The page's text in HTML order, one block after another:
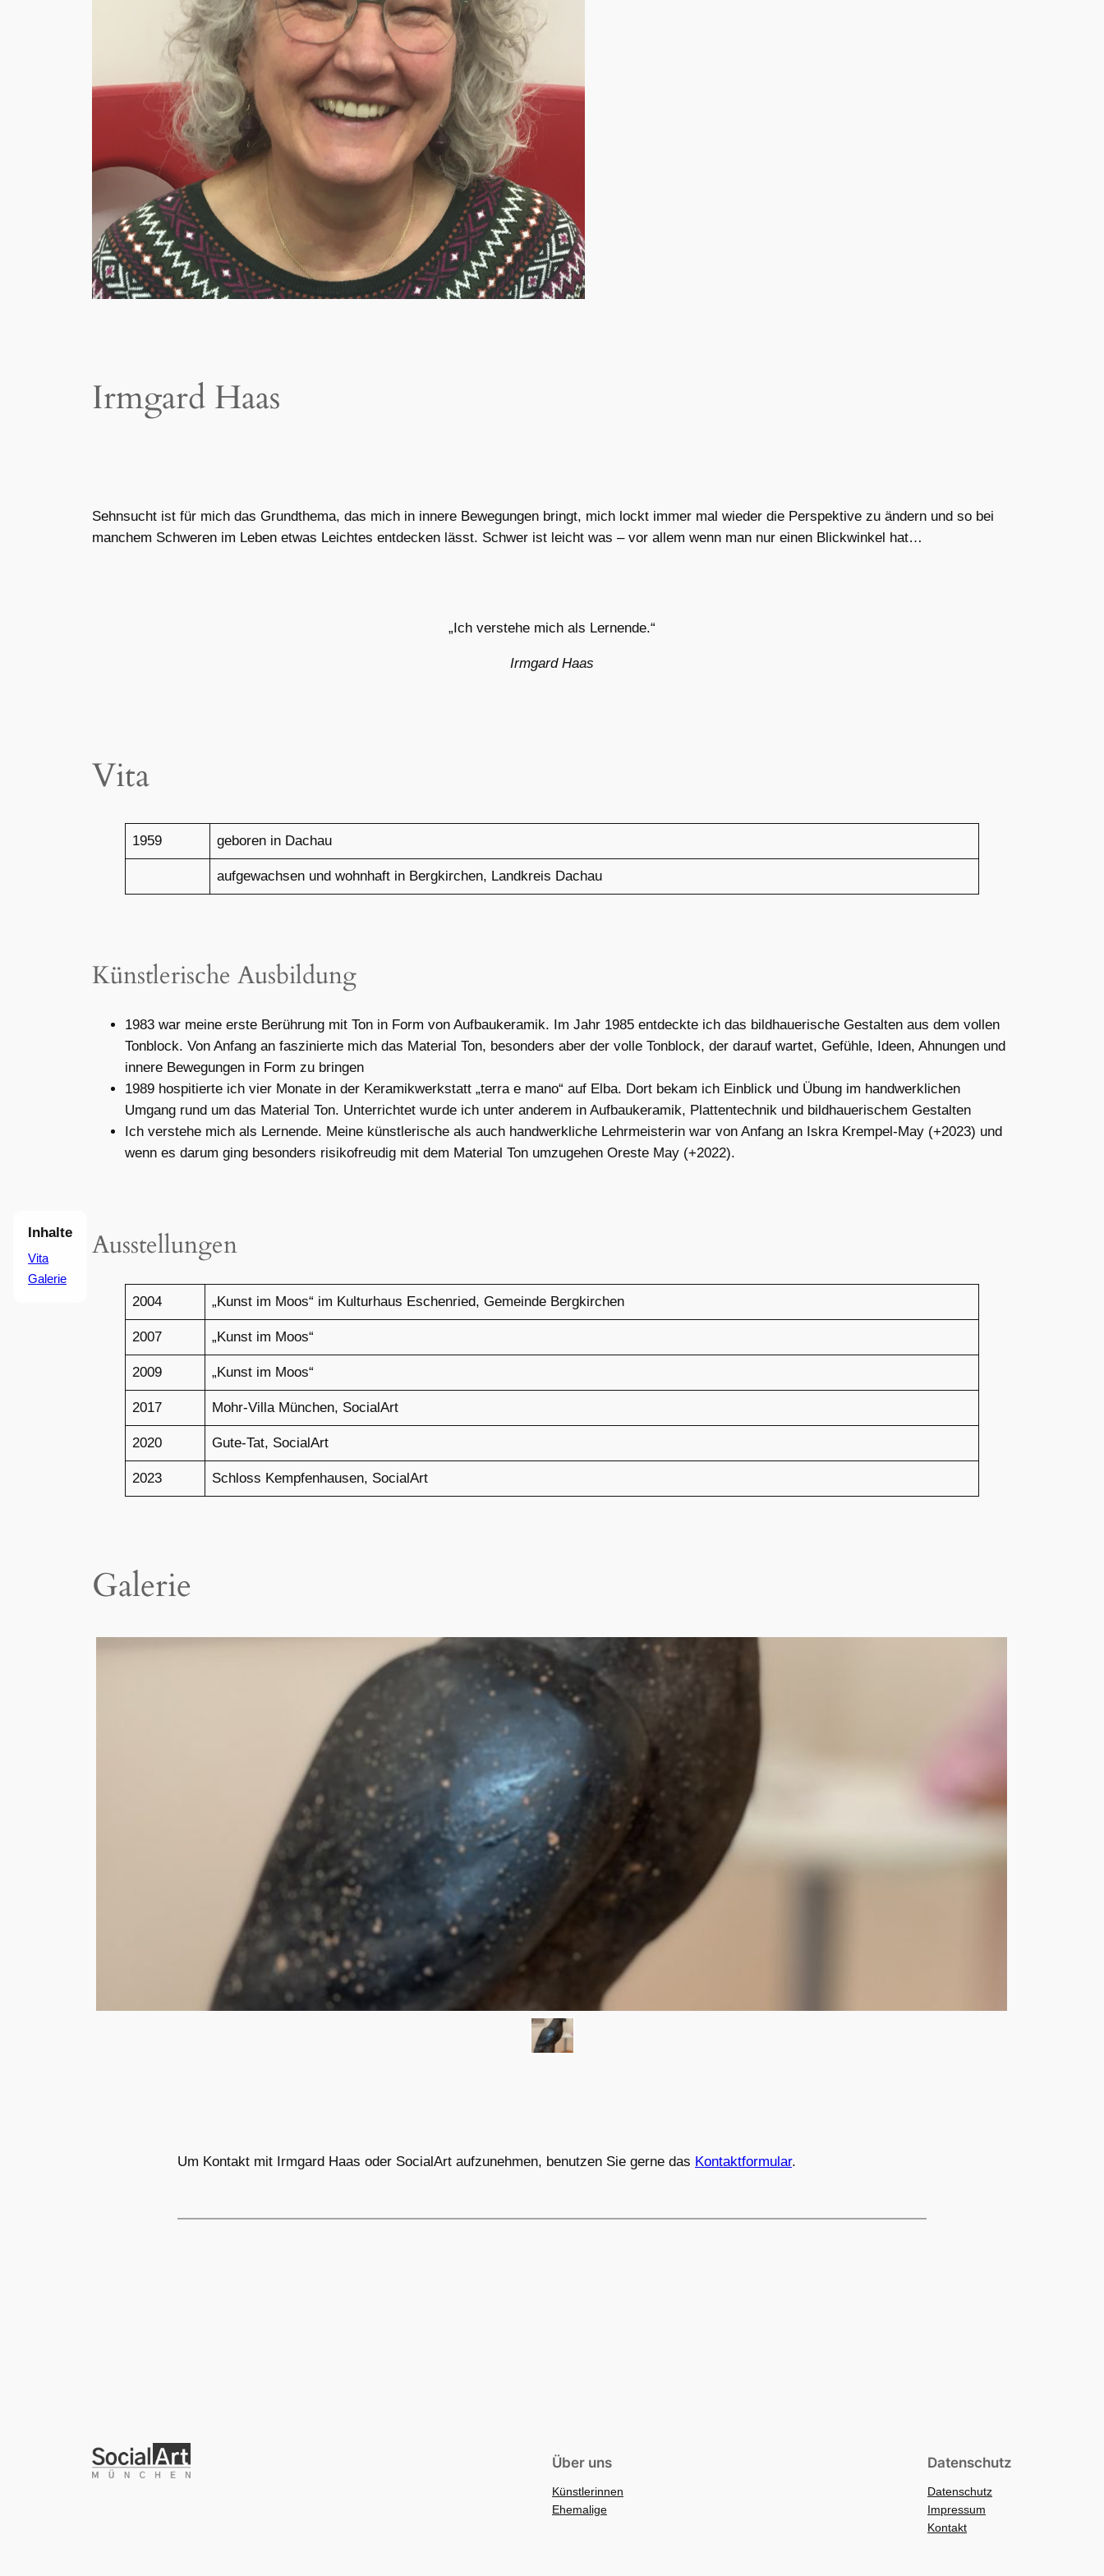
Irmgard Haas
Inhalte
Vita
Galerie
Sehnsucht ist für mich das Grundthema, das mich in innere Bewegungen bringt, mich lockt immer mal wieder die Perspektive zu ändern und so bei
manchem Schweren im Leben etwas Leichtes entdecken lässt. Schwer ist leicht was – vor allem wenn man nur einen Blickwinkel hat…
„Ich verstehe mich als Lernende.“
Irmgard Haas
Vita
1959 geboren in Dachau
aufgewachsen und wohnhaft in Bergkirchen, Landkreis Dachau
Künstlerische Ausbildung
1983 war meine erste Berührung mit Ton in Form von Aufbaukeramik. Im Jahr 1985 entdeckte ich das bildhauerische Gestalten aus dem vollen
Tonblock. Von Anfang an faszinierte mich das Material Ton, besonders aber der volle Tonblock, der darauf wartet, Gefühle, Ideen, Ahnungen und
innere Bewegungen in Form zu bringen
1989 hospitierte ich vier Monate in der Keramikwerkstatt „terra e mano“ auf Elba. Dort bekam ich Einblick und Übung im handwerklichen
Umgang rund um das Material Ton. Unterrichtet wurde ich unter anderem in Aufbaukeramik, Plattentechnik und bildhauerischem Gestalten
Ich verstehe mich als Lernende. Meine künstlerische als auch handwerkliche Lehrmeisterin war von Anfang an Iskra Krempel-May (+2023) und
wenn es darum ging besonders risikofreudig mit dem Material Ton umzugehen Oreste May (+2022).
Ausstellungen
2004 „Kunst im Moos“ im Kulturhaus Eschenried, Gemeinde Bergkirchen
2007 „Kunst im Moos“
2009 „Kunst im Moos“
2017 Mohr-Villa München, SocialArt
2020 Gute-Tat, SocialArt
2023 Schloss Kempfenhausen, SocialArt
Galerie
Um Kontakt mit Irmgard Haas oder SocialArt aufzunehmen, benutzen Sie gerne das Kontaktformular.
Über uns
Künstlerinnen
Ehemalige
Datenschutz
Datenschutz
Impressum
Kontakt